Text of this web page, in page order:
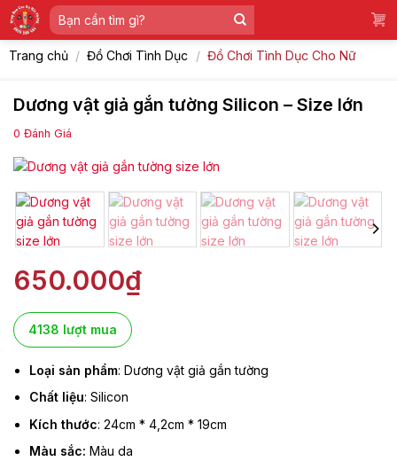
Skip
to
content
Tìm
kiếm:
Trang chủ / Đồ Chơi Tình Dục / Đồ Chơi Tình Dục Cho Nữ
Dương vật giả gắn tường Silicon – Size lớn
0 Đánh Giá
650.000₫
4138 lượt mua
Loại sản phẩm: Dương vật giả gắn tường
Chất liệu: Silicon
Kích thước: 24cm * 4,2cm * 19cm
Màu sắc: Màu da